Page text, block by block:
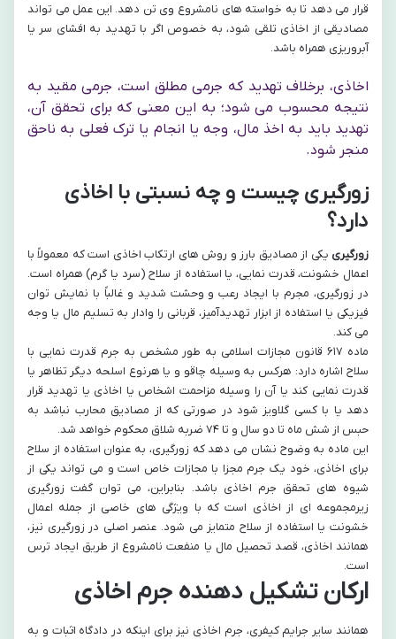
قرار می دهد تا به خواسته های نامشروع وی تن دهد. این عمل می تواند
مصادیقی از اخاذی تلقی شود، به خصوص اگر با تهدید به افشای سر یا
آبروریزی همراه باشد.
اخاذی، برخلاف تهدید که جرمی مطلق است، جرمی مقید به
نتیجه محسوب می شود؛ به این معنی که برای تحقق آن،
تهدید باید به اخذ مال، وجه یا انجام یا ترک فعلی به ناحق
منجر شود.
زورگیری چیست و چه نسبتی با اخاذی
دارد؟
زورگیری یکی از مصادیق بارز و روش های ارتکاب اخاذی است که معمولاً با
اعمال خشونت، قدرت نمایی، یا استفاده از سلاح (سرد یا گرم) همراه است.
در زورگیری، مجرم با ایجاد رعب و وحشت شدید و غالباً با نمایش توان
فیزیکی یا استفاده از ابزار تهدیدآمیز، قربانی را وادار به تسلیم مال یا وجه
می کند.
ماده ۶۱۷ قانون مجازات اسلامی به طور مشخص به جرم قدرت نمایی با
سلاح اشاره دارد: هرکس به وسیله چاقو و یا هرنوع اسلحه دیگر تظاهر یا
قدرت نمایی کند یا آن را وسیله مزاحمت اشخاص یا اخاذی یا تهدید قرار
دهد یا با کسی گلاویز شود در صورتی که از مصادیق محارب نباشد به
حبس از شش ماه تا دو سال و تا ۷۴ ضربه شلاق محکوم خواهد شد.
این ماده به وضوح نشان می دهد که زورگیری، به عنوان استفاده از سلاح
برای اخاذی، خود یک جرم مجزا با مجازات خاص است و می تواند یکی از
شیوه های تحقق جرم اخاذی باشد. بنابراین، می توان گفت زورگیری
زیرمجموعه ای از اخاذی است که با ویژگی های خاصی از جمله اعمال
خشونت یا استفاده از سلاح متمایز می شود. عنصر اصلی در زورگیری نیز،
همانند اخاذی، قصد تحصیل مال یا منفعت نامشروع از طریق ایجاد ترس
است.
ارکان تشکیل دهنده جرم اخاذی
همانند سایر جرایم کیفری، جرم اخاذی نیز برای اینکه در دادگاه اثبات و به